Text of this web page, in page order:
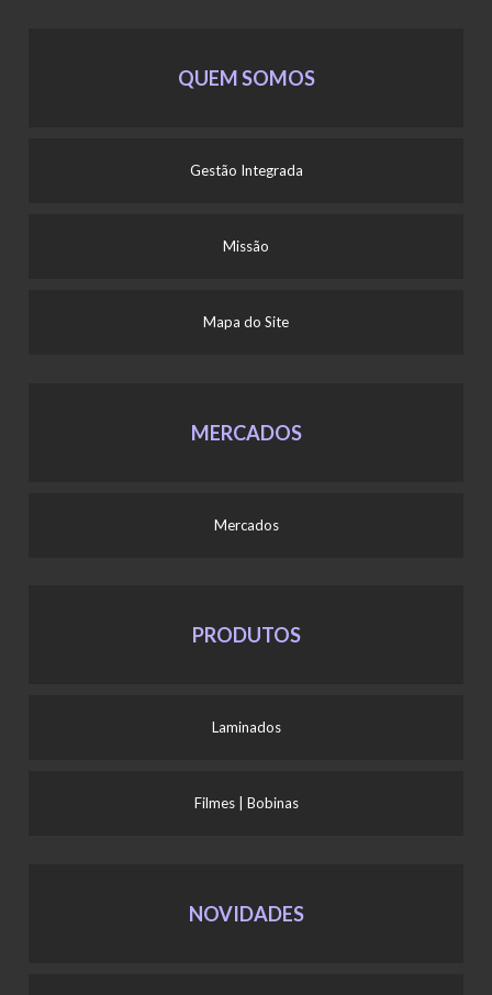
QUEM SOMOS
Gestão Integrada
Missão
Mapa do Site
MERCADOS
Mercados
PRODUTOS
Laminados
Filmes | Bobinas
NOVIDADES